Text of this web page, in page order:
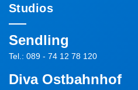
Studios
Sendling
Tel.: 089 - 74 12 78 120
Diva Ostbahnhof